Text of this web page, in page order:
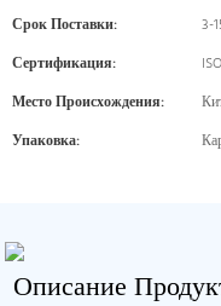
Срок Поставки:
3-
Сертификация:
Место Происхождения:
Упаковка:
Описание